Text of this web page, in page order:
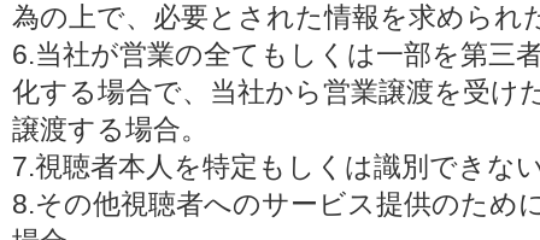
為の上で、必要とされた情報を求められ
6.当社が営業の全てもしくは一部を第三
化する場合で、当社から営業譲渡を受け
譲渡する場合。
7.視聴者本人を特定もしくは識別できな
8.その他視聴者へのサービス提供のため